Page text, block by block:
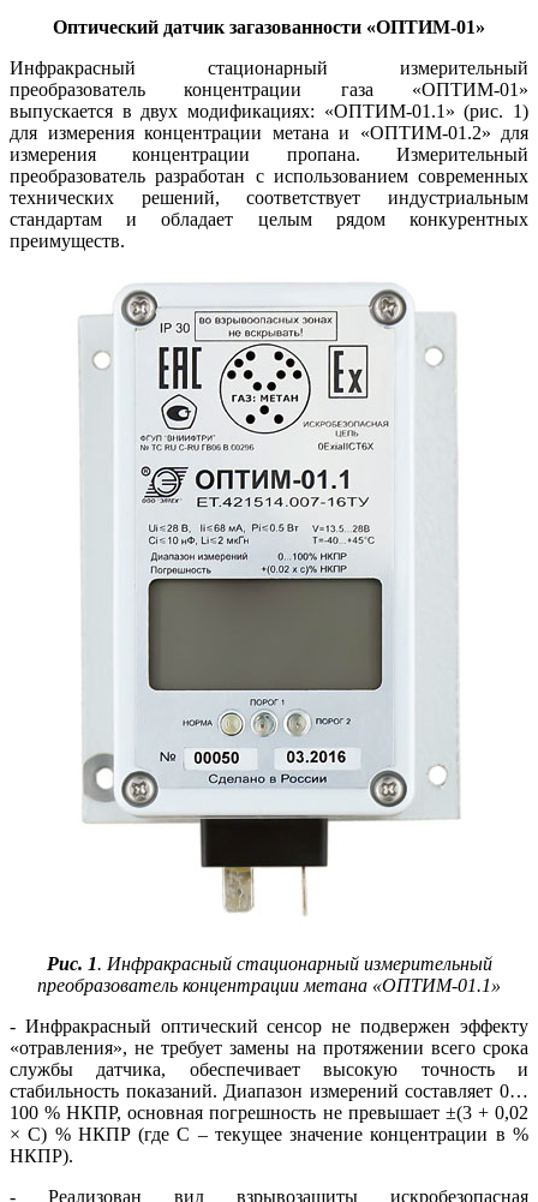
Оптический датчик загазованности «ОПТИМ‑01»
Инфракрасный стационарный измерительный
преобразователь концентрации га­за «ОПТИМ‑01»
выпускается в двух модификациях: «ОПТИМ‑01.1» (рис. 1)
для измерения концентрации метана и «ОПТИМ‑01.2» для
измерения концентрации пропана. Измерительный
преобразователь разработан с использованием современных
технических решений, соответствует индустриальным
стандартам и обладает целым рядом конкурентных
преимуществ.
Рис. 1. Инфракрасный стационарный измерительный
преобразователь концентрации метана «ОПТИМ‑01.1»
- Инфракрасный оптический сенсор не подвержен эффекту
«отравления», не требует замены на протяжении всего срока
службы датчика, обеспечивает высокую точность и
стабильность показаний. Диапазон измерений составляет 0…
100 % НКПР, основная погрешность не превышает ±(3 + 0,02
× С) % НКПР (где С – текущее значение концентрации в %
НКПР).
- Реализован вид взрывозащиты искробезопасная